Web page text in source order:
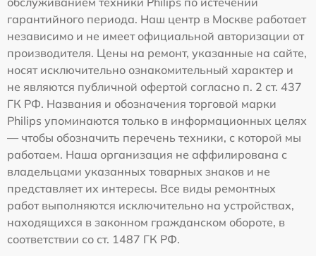
гарантийного периода. Наш центр в Москве работает
независимо и не имеет официальной авторизации от
производителя. Цены на ремонт, указанные на сайте,
носят исключительно ознакомительный характер и
не являются публичной офертой согласно п. 2 ст. 437
ГК РФ. Названия и обозначения торговой марки
Philips упоминаются только в информационных целях
— чтобы обозначить перечень техники, с которой мы
работаем. Наша организация не аффилирована с
владельцами указанных товарных знаков и не
представляет их интересы. Все виды ремонтных
работ выполняются исключительно на устройствах,
находящихся в законном гражданском обороте, в
соответствии со ст. 1487 ГК РФ.